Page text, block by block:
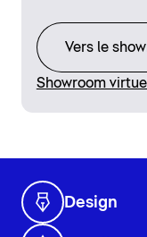
Vers le
Showroom
Design